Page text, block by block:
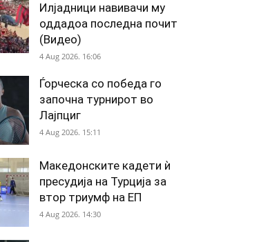
Илјадници навивачи му
оддадоа последна почит
(Видео)
4 Aug 2026. 16:06
Ѓорческа со победа го
започна турнирот во
Лајпциг
4 Aug 2026. 15:11
Македонските кадети ѝ
пресудија на Турција за
втор триумф на ЕП
4 Aug 2026. 14:30